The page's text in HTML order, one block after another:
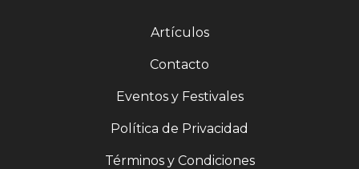
Artículos
Contacto
Eventos y Festivales
Política de Privacidad
Términos y Condiciones